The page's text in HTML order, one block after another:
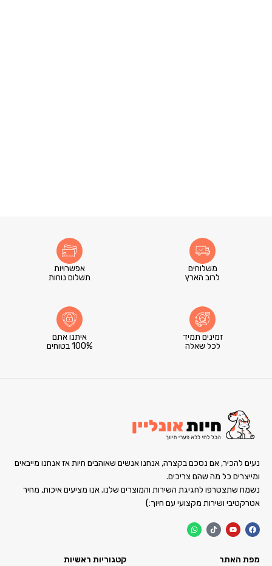
משלוחים
לרוב הארץ
אפשרויות
תשלום נוחות
זמינים תמיד
לכל שאלה
איתנו אתם
100% בטוחים
נעים להכיר, אם נסכם בקצרה, אנחנו אנשים שאוהבים חיות אז אנחנו מייבאים
ומייצרים כל מה שהם צריכים.
נשמח שתצטרפו לחגיגת השירות והמוצרים שלנו. אנו מציעים איכות, מחיר
אטרקטיבי ושירות מקצועי עם חיוך:)
מפת האתר קטגוריות ראשיות